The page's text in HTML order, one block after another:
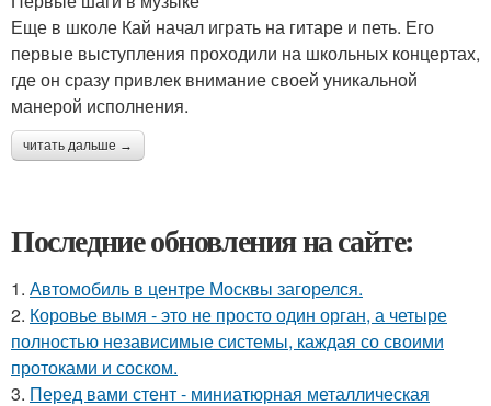
Еще в школе Кай начал играть на гитаре и петь. Его
первые выступления проходили на школьных концертах,
где он сразу привлек внимание своей уникальной
манерой исполнения.
читать дальше →
Последние обновления на сайте:
1. Автомобиль в центре Москвы загорелся.
2. Коровье вымя - это не просто один орган, а четыре
полностью независимые системы, каждая со своими
протоками и соском.
3. Перед вами стент - миниатюрная металлическая